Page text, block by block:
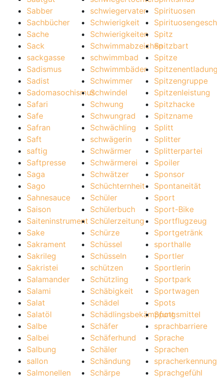
Sabber
Sachbücher
Sache
Sack
sackgasse
Sadismus
Sadist
Sadomasochismus
Safari
Safe
Safran
Saft
saftig
Saftpresse
Saga
Sago
Sahnesauce
Saison
Saiteninstrument
Sake
Sakrament
Sakrileg
Sakristei
Salamander
Salami
Salat
Salatöl
Salbe
Salbei
Salbung
sallon
Salmonellen
schwiegervater
Schwierigkeit
Schwierigkeiten
Schwimmabzeichen
schwimmbad
Schwimmbäder
Schwimmer
Schwindel
Schwung
Schwungrad
Schwächling
schwägerin
Schwärmer
Schwärmerei
Schwätzer
Schüchternheit
Schüler
Schülerbuch
Schülerzeitung
Schürze
Schüssel
Schüsseln
schützen
Schützling
Schäbigkeit
Schädel
Schädlingsbekämpfungsmittel
Schäfer
Schäferhund
Schäler
Schändung
Schärpe
Spirituosen
Spitz
Spitzbart
Spitze
Spitzengruppe
Spitzenleistung
Spitzhacke
Spitzname
Splitt
Splitter
Splitterpartei
Spoiler
Sponsor
Spontaneität
Sport
Sport-Bike
Sportflugzeug
Sportgetränk
sporthalle
Sportler
Sportlerin
Sportpark
Sportwagen
Spots
Spott
sprachbarriere
Sprache
Sprachen
spracherkennung
Sprachgefühl